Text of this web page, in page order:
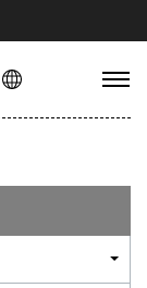
PL EN